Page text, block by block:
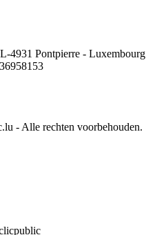
4931 Pontpierre - Luxembourg
- Alle rechten voorbehouden.